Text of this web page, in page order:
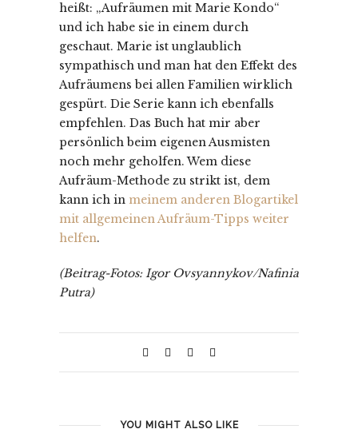
heißt: „Aufräumen mit Marie Kondo“
und ich habe sie in einem durch
geschaut. Marie ist unglaublich
sympathisch und man hat den Effekt des
Aufräumens bei allen Familien wirklich
gespürt. Die Serie kann ich ebenfalls
empfehlen. Das Buch hat mir aber
persönlich beim eigenen Ausmisten
noch mehr geholfen. Wem diese
Aufräum-Methode zu strikt ist, dem
kann ich in meinem anderen Blogartikel
mit allgemeinen Aufräum-Tipps weiter
helfen.
(Beitrag-Fotos: Igor Ovsyannykov/Nafinia
Putra)
YOU MIGHT ALSO LIKE